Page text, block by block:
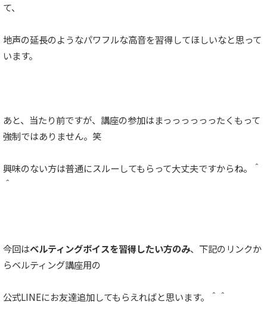
て、
地声の延長のようなパワフルな高音を習得してほしいなと思って
います。
あと、当たり前ですが、講座の参加はまっっっっっったくもって
強制ではありません。笑
興味のない方は普通にスルーしてもらって大丈夫ですからね。＾
＾
今回はベルティングボイスを習得したい方のみ、下記のリンクか
らベルティング講座用の
公式LINEにお友達追加してもらえればと思います。＾＾